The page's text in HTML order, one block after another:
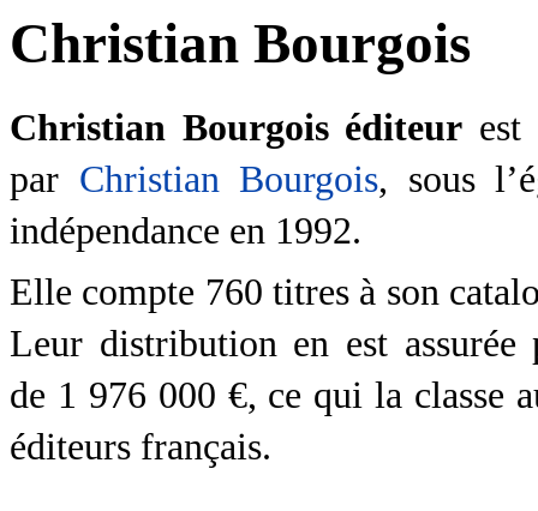
Christian Bourgois
Christian Bourgois éditeur
par Christian Bourgois, sous
indépendance en 1992.
Elle compte 760 titres à son
Leur distribution en est
de 1 976 000 €, ce qui la classe
éditeurs français.